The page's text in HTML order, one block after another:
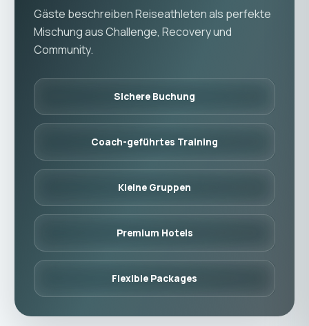
Gäste beschreiben Reiseathleten als perfekte
Mischung aus Challenge, Recovery und
Community.
Sichere Buchung
Coach-geführtes Training
Kleine Gruppen
Premium Hotels
Flexible Packages